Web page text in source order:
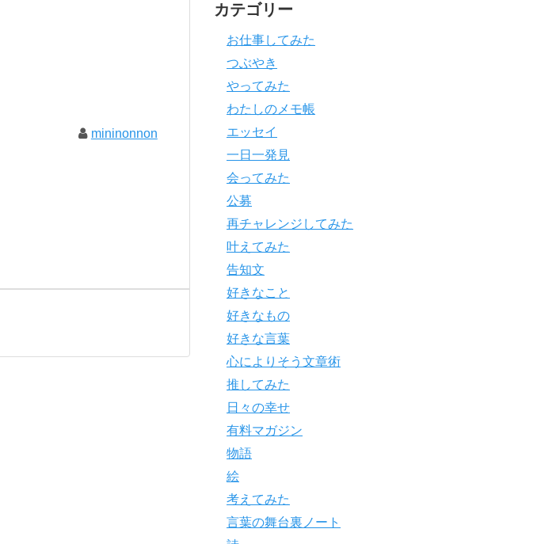
mininonnon
カテゴリー
お仕事してみた
つぶやき
やってみた
わたしのメモ帳
エッセイ
一日一発見
会ってみた
公募
再チャレンジしてみた
叶えてみた
告知文
好きなこと
好きなもの
好きな言葉
心によりそう文章術
推してみた
日々の幸せ
有料マガジン
物語
絵
考えてみた
言葉の舞台裏ノート